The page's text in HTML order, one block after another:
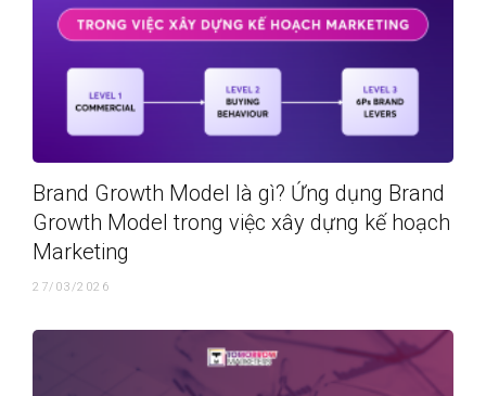
Brand Growth Model là gì? Ứng dụng Brand
Growth Model trong việc xây dựng kế hoạch
Marketing
27/03/2026